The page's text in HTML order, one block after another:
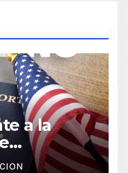
a la